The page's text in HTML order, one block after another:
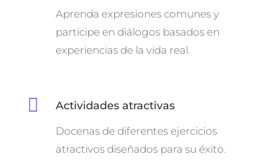
Aprenda expresiones comunes y
participe en diálogos basados en
experiencias de la vida real.
 Actividades atractivas
Docenas de diferentes ejercicios
atractivos diseñados para su éxito.